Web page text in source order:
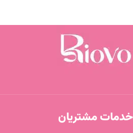
خدمات مشتریان